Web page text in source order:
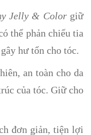
Jelly & Color giữ
thể phản chiếu tia
hư tổn cho tóc.
an toàn cho da
của tóc. Giữ cho
đơn giản, tiện lợi